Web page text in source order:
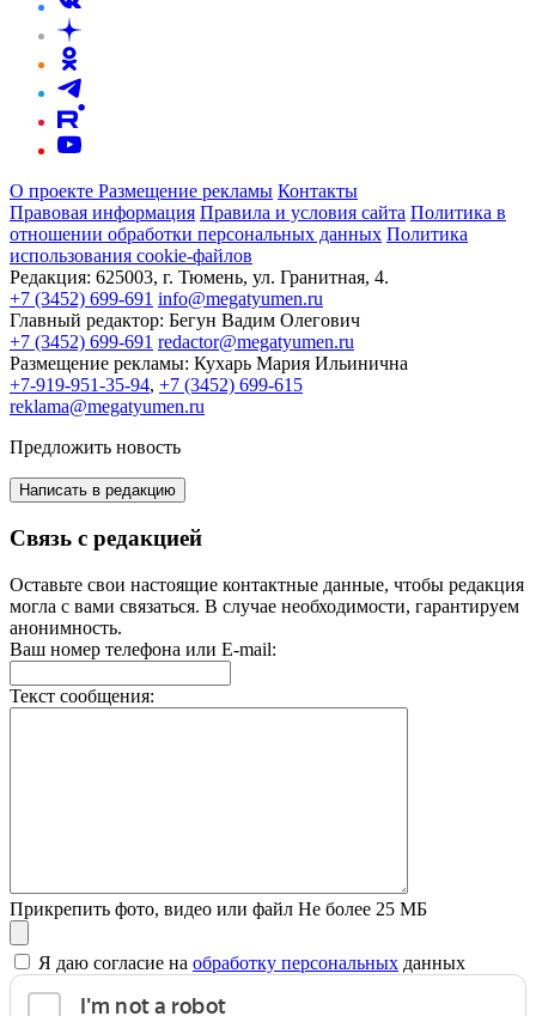
О проекте Размещение рекламы Контакты
Правовая информация Правила и условия сайта Политика в
отношении обработки персональных данных Политика
использования cookie-файлов
Редакция: 625003, г. Тюмень, ул. Гранитная, 4.
+7 (3452) 699-691 info@megatyumen.ru
Главный редактор: Бегун Вадим Олегович
+7 (3452) 699-691 redactor@megatyumen.ru
Размещение рекламы: Кухарь Мария Ильинична
+7-919-951-35-94, +7 (3452) 699-615
reklama@megatyumen.ru
Предложить новость
Написать в редакцию
Связь с редакцией
Оставьте свои настоящие контактные данные, чтобы редакция
могла с вами связаться. В случае необходимости, гарантируем
анонимность.
Ваш номер телефона или E-mail:
Текст сообщения:
Прикрепить фото, видео или файл Не более 25 МБ
Я даю согласие на обработку персональных данных